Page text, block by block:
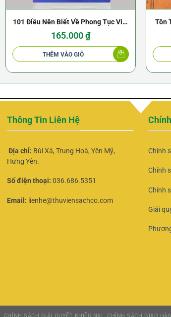
101 Điều Nên Biết Về Phong Tục Việt
Nam
165.000₫
THÊM VÀO GIỎ
Tôn
Thông Tin Liên Hệ
Địa chỉ: Bùi Xá, Trung Hoà, Yên Mỹ,
Hưng Yên.
Số điện thoại: 036.686.5351
Email: lienhe@thuviensachco.com
Chính
Chính
Chính
Giải